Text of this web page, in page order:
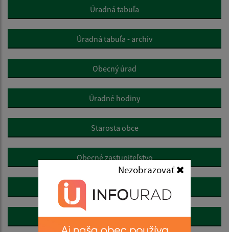
Nezobrazovať
Úradná tabuľa
Úradná tabuľa - archív
Obecný úrad
Úradné hodiny
Starosta obce
Obecné zastupiteľstvo
Hlavný kontrolór
Oznamovanie protispoločenskej činnosti